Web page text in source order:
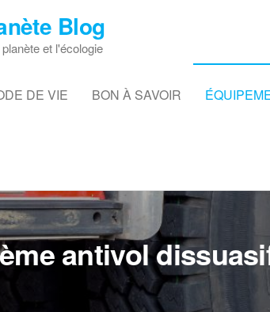
Blog
et l'écologie
DE VIE BON À SAVOIR
antivol